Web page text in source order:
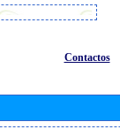
Contactos